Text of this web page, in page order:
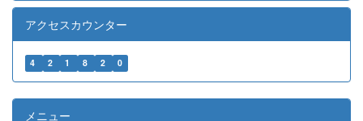
アクセスカウンター
4 2 1 8 2 0
メニュー